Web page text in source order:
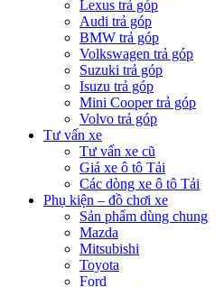
Lexus trả góp
Audi trả góp
BMW trả góp
Volkswagen trả góp
Suzuki trả góp
Isuzu trả góp
Mini Cooper trả góp
Volvo trả góp
Tư vấn xe
Tư vấn xe cũ
Giá xe ô tô Tải
Các dòng xe ô tô Tải
Phụ kiện – đồ chơi xe
Sản phẩm dùng chung
Mazda
Mitsubishi
Toyota
Ford